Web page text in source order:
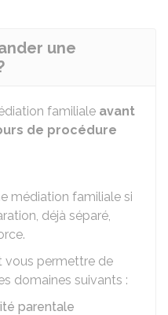
une
familiale avant
de procédure
médiation familiale si
déjà séparé,
vous permettre de
domaines suivants :
parentale